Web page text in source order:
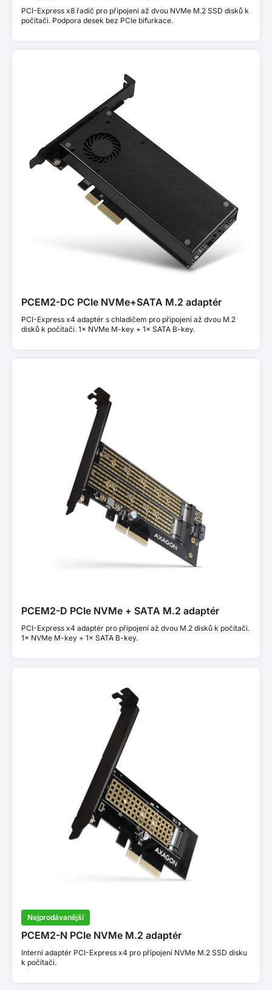
PCI-Express x8 řadič pro připojení až dvou NVMe M.2 SSD disků k
počítači. Podpora desek bez PCIe bifurkace.
PCEM2-DC PCIe NVMe+SATA M.2 adaptér
PCI-Express x4 adaptér s chladičem pro připojení až dvou M.2
disků k počítači. 1× NVMe M-key + 1× SATA B-key.
PCEM2-D PCIe NVMe + SATA M.2 adaptér
PCI-Express x4 adaptér pro připojení až dvou M.2 disků k počítači.
1× NVMe M-key + 1× SATA B-key.
Nejprodávanější
PCEM2-N PCIe NVMe M.2 adaptér
Interní adaptér PCI-Express x4 pro připojení NVMe M.2 SSD disku
k počítači.